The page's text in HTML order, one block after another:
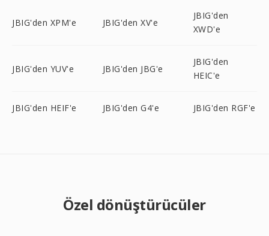
JBIG'den XPM'e JBIG'den XV'e
JBIG'den
XWD'e
JBIG'den YUV'e JBIG'den JBG'e
JBIG'den
HEIC'e
JBIG'den HEIF'e JBIG'den G4'e JBIG'den RGF'e
Özel dönüştürücüler